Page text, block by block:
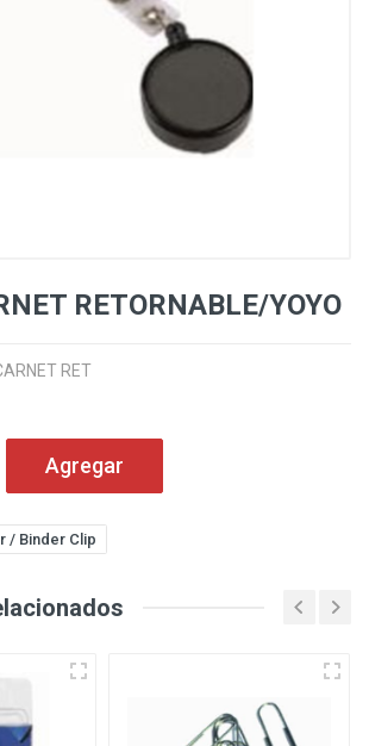
RETORNABLE/YOYO
RET
Agregar
/ Binder Clip